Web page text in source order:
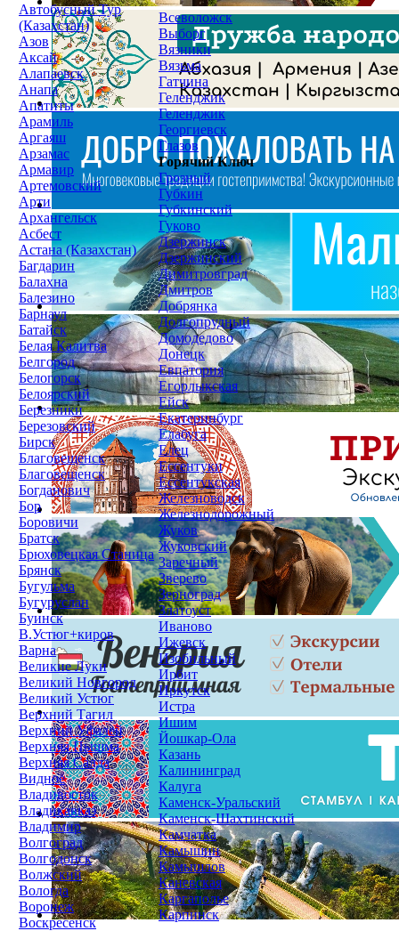
Автобусный Тур
(Казахстан)
Азов
Аксай
Алапаевск
Анапа
Апатиты
Арамиль
Аргаяш
Арзамас
Армавир
Артемовский
Арти
Архангельск
Асбест
Астана (Казахстан)
Багдарин
Балахна
Балезино
Барнаул
Батайск
Белая Калитва
Белгород
Белогорск
Белоярский
Березники
Березовский
Бирск
Благовещенск
Благовещенск
Богданович
Бор
Боровичи
Братск
Брюховецкая Станица
Брянск
Бугульма
Бугуруслан
Буинск
В.Устюг+киров
Варна
Великие Луки
Великий Новгород
Великий Устюг
Верхний Тагил
Верхний Уфалей
Верхняя Пышма
Верхняя Салда
Видное
Владивосток
Владикавказ
Владимир
Волгоград
Волгодонск
Волжский
Вологда
Воронеж
Воскресенск
Всеволожск
Выборг
Вязники
Вязьма
Гатчина
Геленджик
Геленджик
Георгиевск
Глазов
Горячий Ключ
Грозный
Губкин
Губкинский
Гуково
Дзержинск
Дзержинский
Димитровград
Дмитров
Добрянка
Долгопрудный
Домодедово
Донецк
Евпатория
Егорлыкская
Ейск
Екатеринбург
Елабуга
Елец
Ессентуки
Ессентукская
Железноводск
Железнодорожный
Жуков
Жуковский
Заречный
Зверево
Зерноград
Златоуст
Иваново
Ижевск
Изобильный
Ирбит
Иркутск
Истра
Ишим
Йошкар-Ола
Казань
Калининград
Калуга
Каменск-Уральский
Каменск-Шахтинский
Камчатка
Камышин
Камышлов
Каневская
Каргаполье
Карпинск